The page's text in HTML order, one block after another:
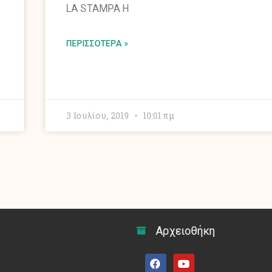
LA STAMPA Η
ΠΕΡΙΣΣΌΤΕΡΑ »
3 Ιουλίου, 2019 10:01 πμ
Αρχειοθήκη